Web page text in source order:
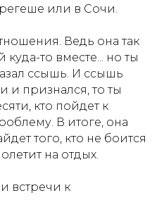
или в Сочи.
Ведь она так
куда-то вместе... но ты
ссышь. И ссышь
и признался, то ты
кто пойдет к
В итоге, она
того, кто не боится
на отдых.
встречи к